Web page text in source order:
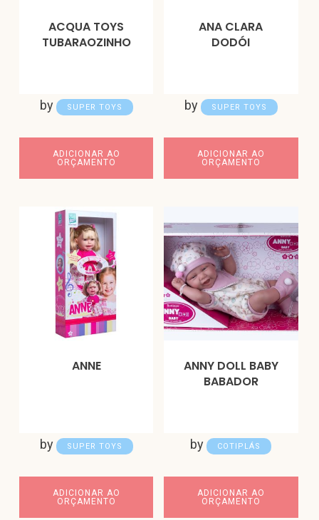
ACQUA TOYS
TUBARAOZINHO
by SUPER TOYS
ADICIONAR AO
ORÇAMENTO
ANA CLARA
DODÓI
by SUPER TOYS
ADICIONAR AO
ORÇAMENTO
ANNE
by SUPER TOYS
ADICIONAR AO
ORÇAMENTO
ANNY DOLL BABY
BABADOR
by COTIPLÁS
ADICIONAR AO
ORÇAMENTO